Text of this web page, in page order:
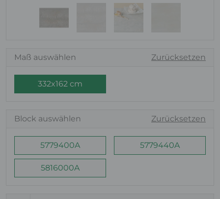
Maß auswählen Zurücksetzen
332x162 cm
Block auswählen Zurücksetzen
5779400A 5779440A
5816000A